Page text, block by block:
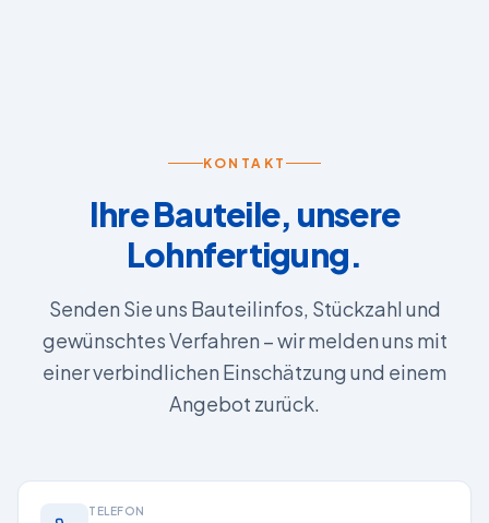
KONTAKT
Ihre Bauteile, unsere
Lohnfertigung.
Senden Sie uns Bauteilinfos, Stückzahl und
gewünschtes Verfahren – wir melden uns mit
einer verbindlichen Einschätzung und einem
Angebot zurück.
TELEFON